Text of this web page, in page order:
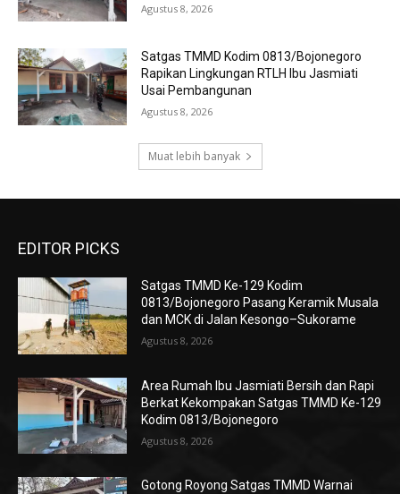
Agustus 8, 2026
Satgas TMMD Kodim 0813/Bojonegoro
Rapikan Lingkungan RTLH Ibu Jasmiati
Usai Pembangunan
Agustus 8, 2026
Muat lebih banyak
EDITOR PICKS
Satgas TMMD Ke-129 Kodim
0813/Bojonegoro Pasang Keramik Musala
dan MCK di Jalan Kesongo–Sukorame
Agustus 8, 2026
Area Rumah Ibu Jasmiati Bersih dan Rapi
Berkat Kekompakan Satgas TMMD Ke-129
Kodim 0813/Bojonegoro
Agustus 8, 2026
Gotong Royong Satgas TMMD Warnai